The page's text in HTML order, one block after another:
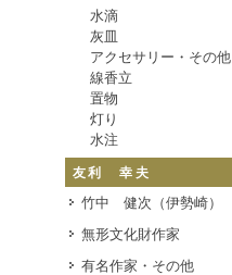
水滴
灰皿
アクセサリー・その他
線香立
置物
灯り
水注
友利 幸夫
竹中 健次（伊勢崎）
無形文化財作家
有名作家・その他